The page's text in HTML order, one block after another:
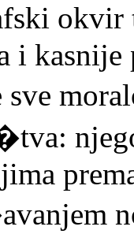
okvir
i
sve